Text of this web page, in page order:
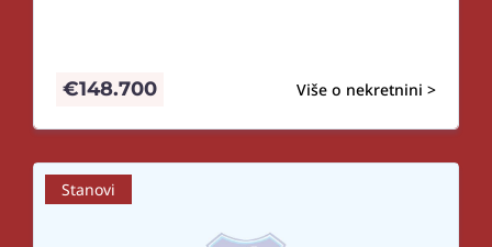
Više o nekretnini >
€148.700
Stanovi